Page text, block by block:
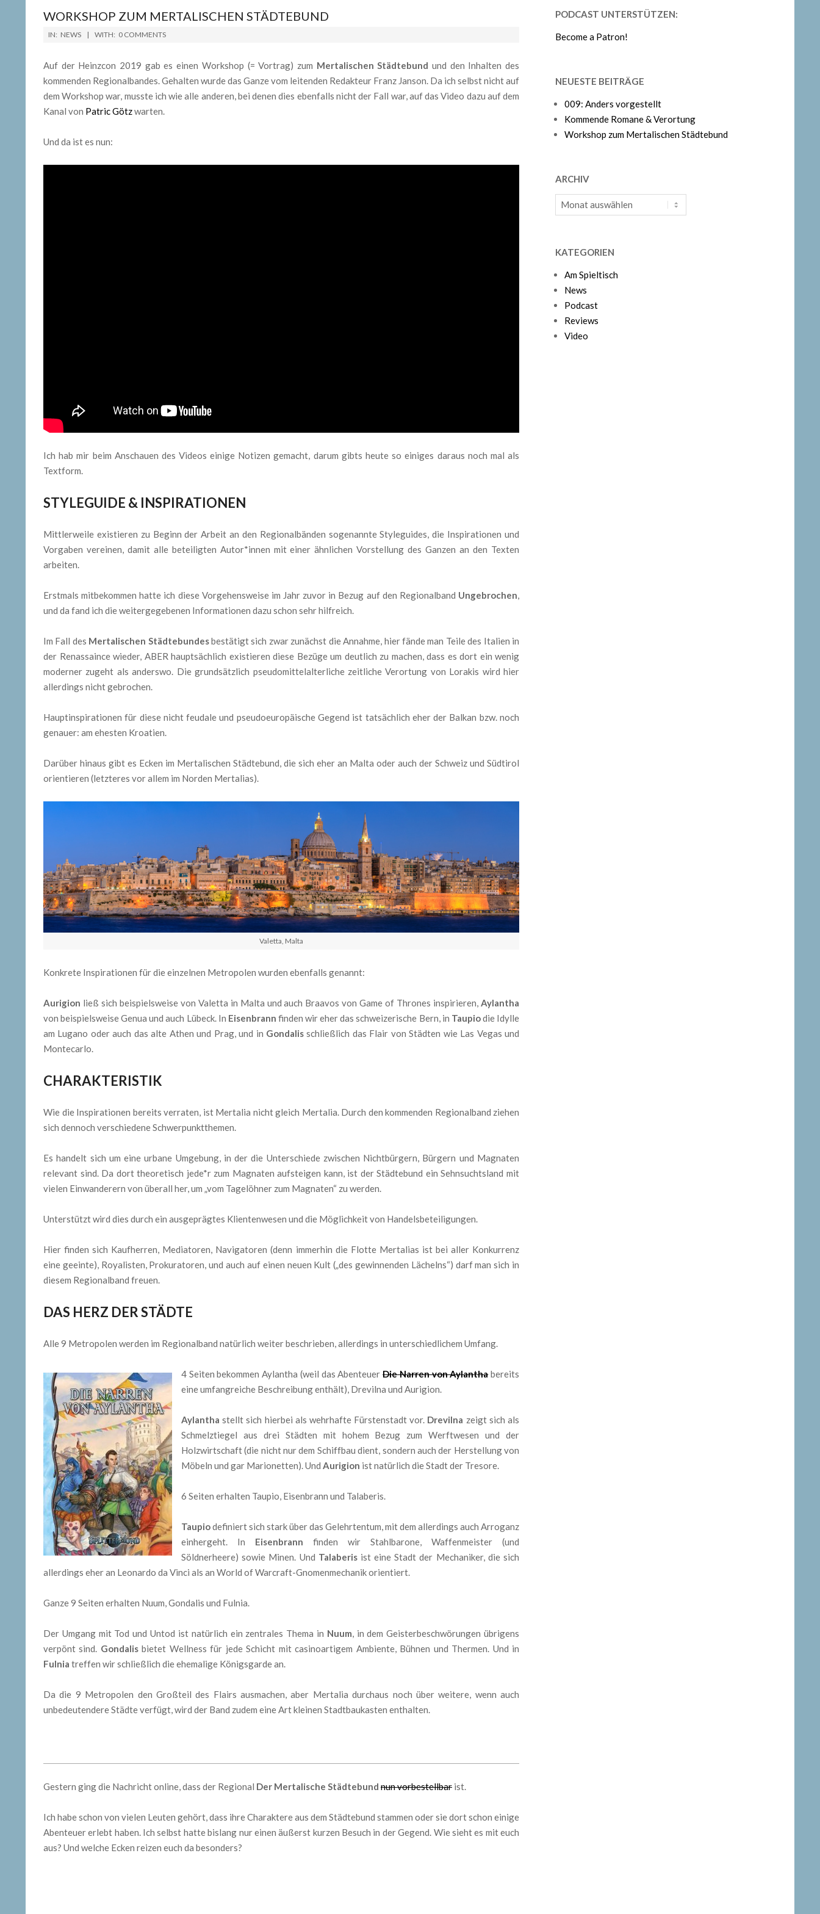
WORKSHOP ZUM MERTALISCHEN STÄDTEBUND
2019-
17
IN: NEWS WITH: 0 COMMENTS
Auf der Heinzcon 2019 gab es einen Workshop (= Vortrag) zum Mertalischen Städtebund und den Inhalten des
kommenden Regionalbandes. Gehalten wurde das Ganze vom leitenden Redakteur Franz Janson. Da ich selbst nicht auf
dem Workshop war, musste ich wie alle anderen, bei denen dies ebenfalls nicht der Fall war, auf das Video dazu auf dem
Kanal von Patric Götzwarten.
Und da ist es nun:
Ich hab mir beim Anschauen des Videos einige Notizen gemacht, darum gibts heute so einiges daraus noch mal als
Textform.
STYLEGUIDE & INSPIRATIONEN
Mittlerweile existieren zu Beginn der Arbeit an den Regionalbänden sogenannte Styleguides, die Inspirationen und
Vorgaben vereinen, damit alle beteiligten Autor*innen mit einer ähnlichen Vorstellung des Ganzen an den Texten
arbeiten.
Erstmals mitbekommen hatte ich diese Vorgehensweise im Jahr zuvor in Bezug auf den Regionalband Ungebrochen,
und da fand ich die weitergegebenen Informationen dazu schon sehr hilfreich.
Im Fall des Mertalischen Städtebundesbestätigt sich zwar zunächst die Annahme, hier fände man Teile des Italien in
der Renassaince wieder, ABER hauptsächlich existieren diese Bezüge um deutlich zu machen, dass es dort ein wenig
moderner zugeht als anderswo. Die grundsätzlich pseudomittelalterliche zeitliche Verortung von Lorakis wird hier
allerdings nicht gebrochen.
Hauptinspirationen für diese nicht feudale und pseudoeuropäische Gegend ist tatsächlich eher der Balkan bzw. noch
genauer: am ehesten Kroatien.
Darüber hinaus gibt es Ecken im Mertalischen Städtebund, die sich eher an Malta oder auch der Schweiz und Südtirol
orientieren (letzteres vor allem im Norden Mertalias).
Valetta, Malta
Konkrete Inspirationen für die einzelnen Metropolen wurden ebenfalls genannt:
Aurigion ließ sich beispielsweise von Valetta in Malta und auch Braavos von Game of Thrones inspirieren, Aylantha
von beispielsweise Genua und auch Lübeck. In Eisenbrann finden wir eher das schweizerische Bern, in Taupiodie Idylle
am Lugano oder auch das alte Athen und Prag, und in Gondalisschließlich das Flair von Städten wie Las Vegas und
Montecarlo.
CHARAKTERISTIK
Wie die Inspirationen bereits verraten, ist Mertalia nicht gleich Mertalia. Durch den kommenden Regionalband ziehen
sich dennoch verschiedene Schwerpunktthemen.
Es handelt sich um eine urbane Umgebung, in der die Unterschiede zwischen Nichtbürgern, Bürgern und Magnaten
relevant sind. Da dort theoretisch jede*r zum Magnaten aufsteigen kann, ist der Städtebund ein Sehnsuchtsland mit
vielen Einwanderern von überall her, um „vom Tagelöhner zum Magnaten“ zu werden.
Unterstützt wird dies durch ein ausgeprägtes Klientenwesen und die Möglichkeit von Handelsbeteiligungen.
Hier finden sich Kaufherren, Mediatoren, Navigatoren (denn immerhin die Flotte Mertalias ist bei aller Konkurrenz
eine geeinte), Royalisten, Prokuratoren, und auch auf einen neuen Kult („des gewinnenden Lächelns“) darf man sich in
diesem Regionalband freuen.
DAS HERZ DER STÄDTE
Alle 9 Metropolen werden im Regionalband natürlich weiter beschrieben, allerdings in unterschiedlichem Umfang.
4 Seiten bekommen Aylantha (weil das AbenteuerDie Narren von Aylanthabereits
eine umfangreiche Beschreibung enthält), Drevilna und Aurigion.
Aylantha stellt sich hierbei als wehrhafte Fürstenstadt vor. Drevilna zeigt sich als
Schmelztiegel aus drei Städten mit hohem Bezug zum Werftwesen und der
Holzwirtschaft (die nicht nur dem Schiffbau dient, sondern auch der Herstellung von
Möbeln und gar Marionetten). Und Aurigion ist natürlich die Stadt der Tresore.
6 Seiten erhalten Taupio, Eisenbrann und Talaberis.
Taupiodefiniert sich stark über das Gelehrtentum, mit dem allerdings auch Arroganz
einhergeht. In Eisenbrann finden wir Stahlbarone, Waffenmeister (und
Söldnerheere) sowie Minen. Und Talaberisist eine Stadt der Mechaniker, die sich
allerdings eher an Leonardo da Vinci als an World of Warcraft-Gnomenmechanik orientiert.
Ganze 9 Seiten erhalten Nuum, Gondalis und Fulnia.
Der Umgang mit Tod und Untod ist natürlich ein zentrales Thema in Nuum, in dem Geisterbeschwörungen übrigens
verpönt sind. Gondalisbietet Wellness für jede Schicht mit casinoartigem Ambiente, Bühnen und Thermen. Und in
Fulnia treffen wir schließlich die ehemalige Königsgarde an.
Da die 9 Metropolen den Großteil des Flairs ausmachen, aber Mertalia durchaus noch über weitere, wenn auch
unbedeutendere Städte verfügt, wird der Band zudem eine Art kleinen Stadtbaukasten enthalten.
Gestern ging die Nachricht online, dass der Regional Der Mertalische Städtebund nun vorbestellbar ist.
Ich habe schon von vielen Leuten gehört, dass ihre Charaktere aus dem Städtebund stammen oder sie dort schon einige
Abenteuer erlebt haben. Ich selbst hatte bislang nur einen äußerst kurzen Besuch in der Gegend. Wie sieht es mit euch
aus? Und welche Ecken reizen euch da besonders?
PODCAST UNTERSTÜTZEN:
Become a Patron!
NEUESTE BEITRÄGE
009: Anders vorgestellt
Kommende Romane & Verortung
Workshop zum Mertalischen Städtebund
ARCHIV
Archiv
KATEGORIEN
Am Spieltisch
News
Podcast
Reviews
Video